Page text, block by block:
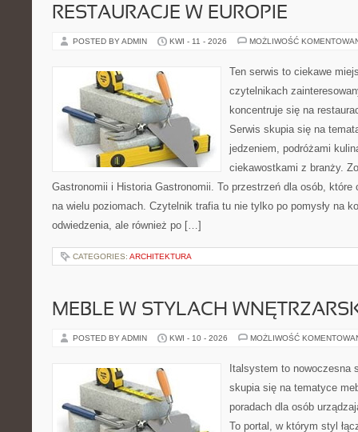
RESTAURACJE W EUROPIE
POSTED BY ADMIN KWI - 11 - 2026 MOŻLIWOŚĆ
Ten serwis to ciekawe
czytelnikach
koncentruje się na
Serwis skupia się na
jedzeniem, podróżami
ciekawostkami z branży.
Gastronomii i Historia Gastronomii. To przestrzeń dla osób, które
na wielu poziomach. Czytelnik trafia tu nie tylko po pomysły na
odwiedzenia, ale również po […]
CATEGORIES: ARCHITEKTURA
MEBLE W STYLACH
POSTED BY ADMIN KWI - 10 - 2026 MOŻLIWOŚĆ
Italsystem to nowoczesna
skupia się na tematyce
poradach dla osób
To portal, w którym styl